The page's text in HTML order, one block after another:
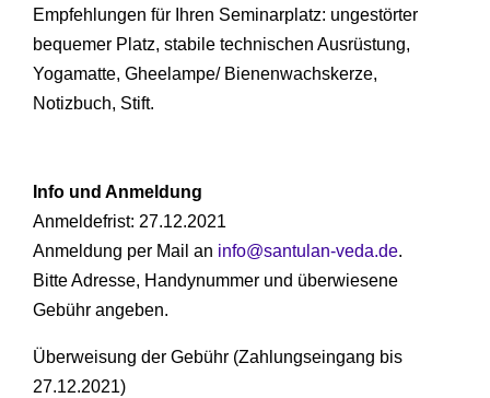
Empfehlungen für Ihren Seminarplatz: ungestörter
bequemer Platz, stabile technischen Ausrüstung,
Yogamatte, Gheelampe/ Bienenwachskerze,
Notizbuch, Stift.
Info und Anmeldung
Anmeldefrist: 27.12.2021
Anmeldung per Mail an info@santulan-veda.de.
Bitte Adresse, Handynummer und überwiesene
Gebühr angeben.
Überweisung der Gebühr (Zahlungseingang bis
27.12.2021)